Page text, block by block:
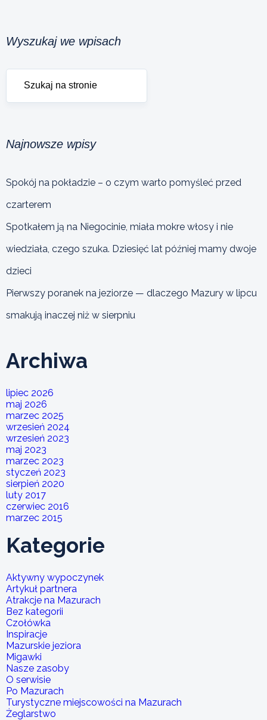
Wyszukaj we wpisach
Najnowsze wpisy
Spokój na pokładzie – o czym warto pomyśleć przed
czarterem
Spotkałem ją na Niegocinie, miała mokre włosy i nie
wiedziała, czego szuka. Dziesięć lat później mamy dwoje
dzieci
Pierwszy poranek na jeziorze — dlaczego Mazury w lipcu
smakują inaczej niż w sierpniu
Archiwa
lipiec 2026
maj 2026
marzec 2025
wrzesień 2024
wrzesień 2023
maj 2023
marzec 2023
styczeń 2023
sierpień 2020
luty 2017
czerwiec 2016
marzec 2015
Kategorie
Aktywny wypoczynek
Artykuł partnera
Atrakcje na Mazurach
Bez kategorii
Czołówka
Inspiracje
Mazurskie jeziora
Migawki
Nasze zasoby
O serwisie
Po Mazurach
Turystyczne miejscowości na Mazurach
Żeglarstwo